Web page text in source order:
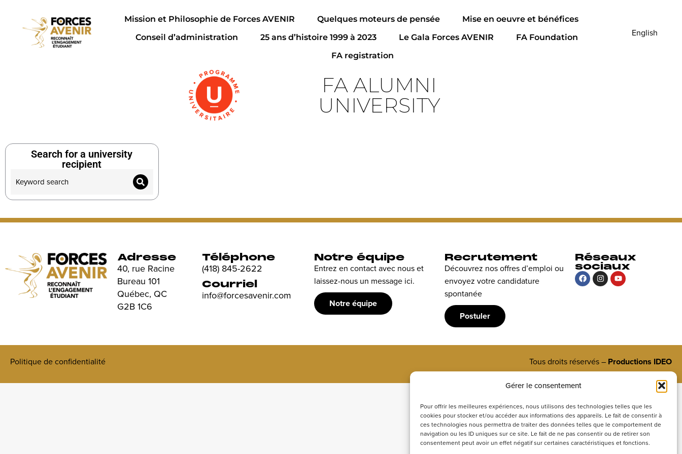
Gérer le consentement
Pour offrir les meilleures expériences, nous utilisons des technologies telles que les
cookies pour stocker et/ou accéder aux informations des appareils. Le fait de consentir à
ces technologies nous permettra de traiter des données telles que le comportement de
navigation ou les ID uniques sur ce site. Le fait de ne pas consentir ou de retirer son
consentement peut avoir un effet négatif sur certaines caractéristiques et fonctions.
Mission et Philosophie de Forces AVENIR Quelques moteurs de pensée
Mise en oeuvre et bénéfices
Conseil d’administration
25 ans d’histoire 1999 à 2023 Le Gala Forces AVENIR
FA Foundation
FA registration
English
FA ALUMNI
UNIVERSITY
Search for a university
recipient
Adresse
40, rue Racine
Bureau 101
Québec, QC
G2B 1C6
Téléphone
(418) 845-2622
Courriel
info@forcesavenir.com
Notre équipe
Entrez en contact avec nous et
laissez-nous un message ici.
Notre équipe
Recrutement
Découvrez nos offres d’emploi ou
envoyez votre candidature
spontanée
Postuler
Réseaux
sociaux
Politique de confidentialité Tous droits réservés – Productions IDEO